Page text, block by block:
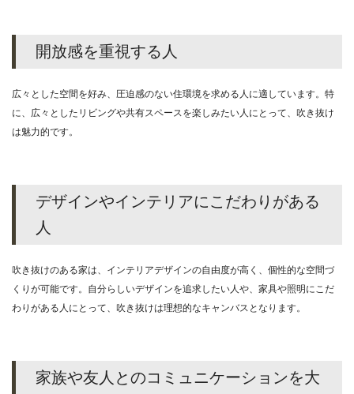
開放感を重視する人
広々とした空間を好み、圧迫感のない住環境を求める人に適しています。特
に、広々としたリビングや共有スペースを楽しみたい人にとって、吹き抜け
は魅力的です。
デザインやインテリアにこだわりがある
人
吹き抜けのある家は、インテリアデザインの自由度が高く、個性的な空間づ
くりが可能です。自分らしいデザインを追求したい人や、家具や照明にこだ
わりがある人にとって、吹き抜けは理想的なキャンバスとなります。
家族や友人とのコミュニケーションを大